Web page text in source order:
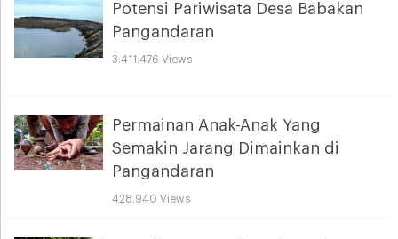
Potensi Pariwisata Desa Babakan
Pangandaran
3.411.476 Views
Permainan Anak-Anak Yang
Semakin Jarang Dimainkan di
Pangandaran
428.940 Views